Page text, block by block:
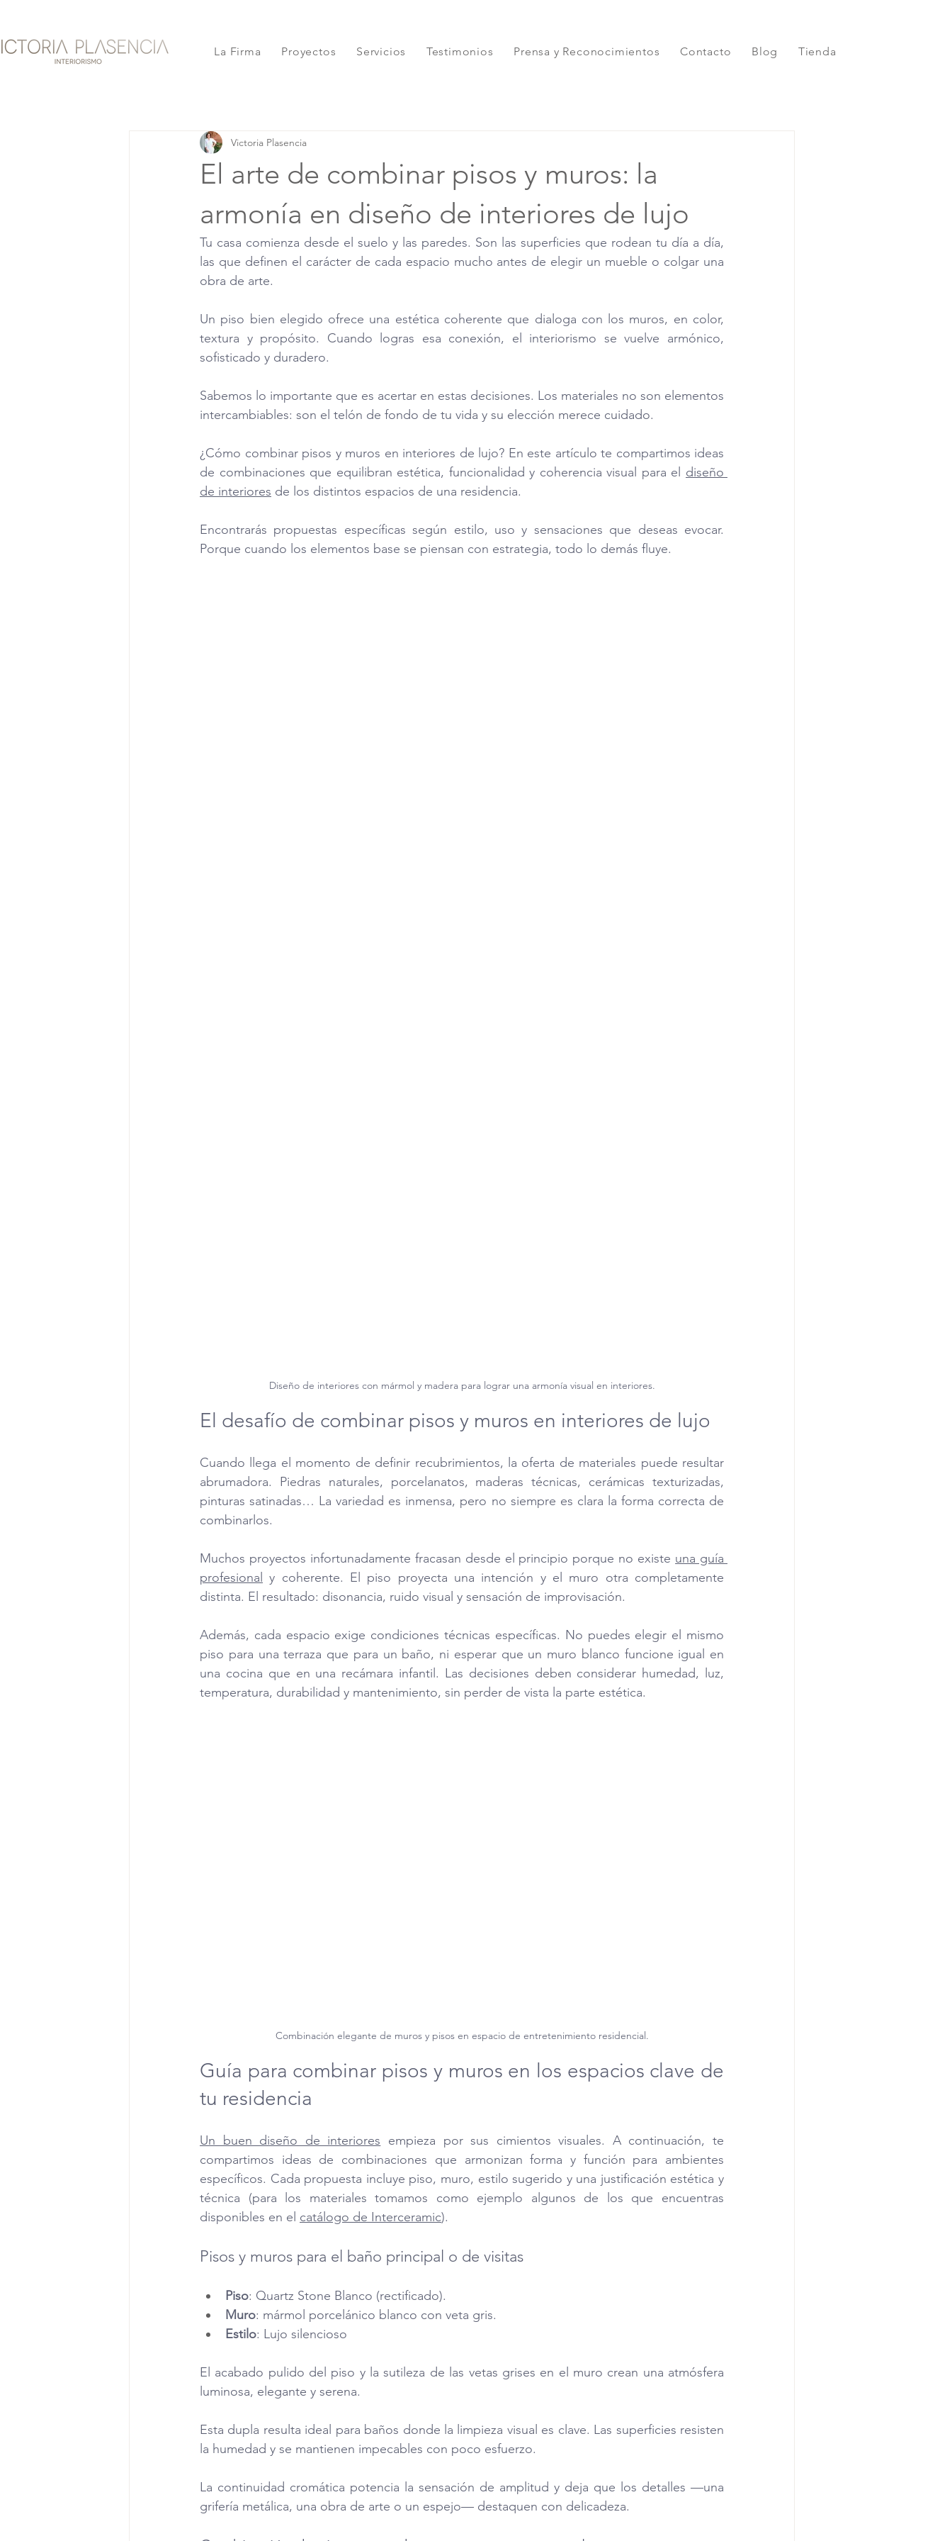
La Firma Proyectos Servicios Testimonios Prensa y Reconocimientos Contacto Blog Tienda
El arte de combinar pisos y muros: la
armonía en diseño de interiores de lujo
Victoria Plasencia
Tu casa comienza desde el suelo y las paredes. Son las superficies que rodean tu día a día,
las que definen el carácter de cada espacio mucho antes de elegir un mueble o colgar una
obra de arte.
Un piso bien elegido ofrece una estética coherente que dialoga con los muros, en color,
textura y propósito. Cuando logras esa conexión, el interiorismo se vuelve armónico,
sofisticado y duradero.
Sabemos lo importante que es acertar en estas decisiones. Los materiales no son elementos
intercambiables: son el telón de fondo de tu vida y su elección merece cuidado.
¿Cómo combinar pisos y muros en interiores de lujo? En este artículo te compartimos ideas
de combinaciones que equilibran estética, funcionalidad y coherencia visual para el diseño
de interiores de los distintos espacios de una residencia.
Encontrarás propuestas específicas según estilo, uso y sensaciones que deseas evocar.
Porque cuando los elementos base se piensan con estrategia, todo lo demás fluye.
Diseño de interiores con mármol y madera para lograr una armonía visual en interiores.
El desafío de combinar pisos y muros en interiores de lujo
Cuando llega el momento de definir recubrimientos, la oferta de materiales puede resultar
abrumadora. Piedras naturales, porcelanatos, maderas técnicas, cerámicas texturizadas,
pinturas satinadas… La variedad es inmensa, pero no siempre es clara la forma correcta de
combinarlos.
Muchos proyectos infortunadamente fracasan desde el principio porque no existe una guía
profesional y coherente. El piso proyecta una intención y el muro otra completamente
distinta. El resultado: disonancia, ruido visual y sensación de improvisación.
Además, cada espacio exige condiciones técnicas específicas. No puedes elegir el mismo
piso para una terraza que para un baño, ni esperar que un muro blanco funcione igual en
una cocina que en una recámara infantil. Las decisiones deben considerar humedad, luz,
temperatura, durabilidad y mantenimiento, sin perder de vista la parte estética.
Combinación elegante de muros y pisos en espacio de entretenimiento residencial.
Guía para combinar pisos y muros en los espacios clave de
tu residencia
Un buen diseño de interiores empieza por sus cimientos visuales. A continuación, te
compartimos ideas de combinaciones que armonizan forma y función para ambientes
específicos. Cada propuesta incluye piso, muro, estilo sugerido y una justificación estética y
técnica (para los materiales tomamos como ejemplo algunos de los que encuentras
disponibles en el catálogo de Interceramic).
Pisos y muros para el baño principal o de visitas
Piso: Quartz Stone Blanco (rectificado).
Muro: mármol porcelánico blanco con veta gris.
Estilo: Lujo silencioso
El acabado pulido del piso y la sutileza de las vetas grises en el muro crean una atmósfera
luminosa, elegante y serena.
Esta dupla resulta ideal para baños donde la limpieza visual es clave. Las superficies resisten
la humedad y se mantienen impecables con poco esfuerzo.
La continuidad cromática potencia la sensación de amplitud y deja que los detalles —una
grifería metálica, una obra de arte o un espejo— destaquen con delicadeza.